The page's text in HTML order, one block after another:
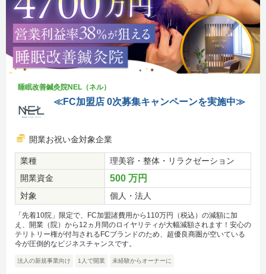
睡眠改善鍼灸院NEL（ネル）
≪FC加盟店 0次募集キャンペーンを実施中≫
開業お祝い金対象企業
業種
理美容・整体・リラクゼーション
開業資金
500 万円
対象 個人・法人
「先着10院」限定で、FC加盟諸費用から110万円（税込）の減額に加
え、開業（院）から12ヵ月間のロイヤリティが大幅減額されます！安心の
テリトリー権が付与されるFCブランドのため、超優良商圏が空いている
今が圧倒的なビジネスチャンスです。
法人の新規事業向け 1人で開業 未経験からオーナーに